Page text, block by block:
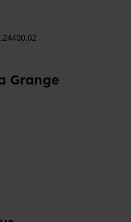
Grange